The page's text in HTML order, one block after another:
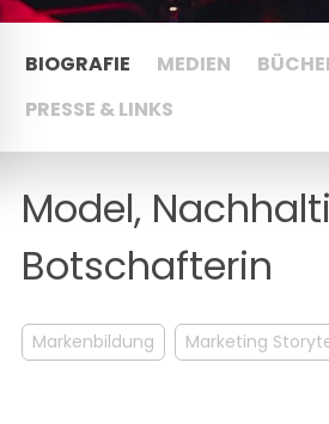
BIOGRAFIE MEDIEN
PRESSE & LINKS
Model,
Botschafterin
Markenbildung Marketing